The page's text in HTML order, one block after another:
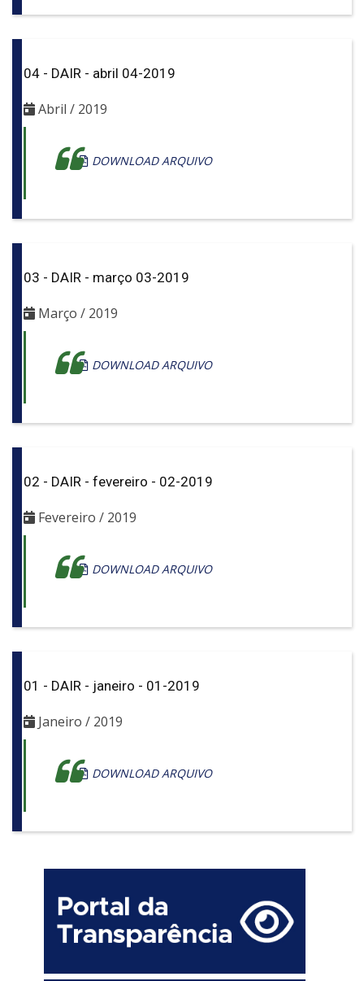
04 - DAIR - abril 04-2019
Abril / 2019
DOWNLOAD ARQUIVO
03 - DAIR - março 03-2019
Março / 2019
DOWNLOAD ARQUIVO
02 - DAIR - fevereiro - 02-2019
Fevereiro / 2019
DOWNLOAD ARQUIVO
01 - DAIR - janeiro - 01-2019
Janeiro / 2019
DOWNLOAD ARQUIVO